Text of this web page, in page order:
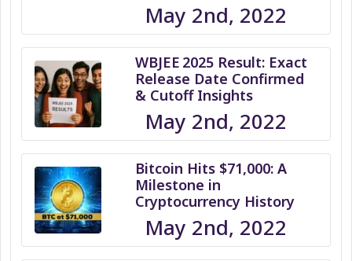
May 2nd, 2022
WBJEE 2025 Result: Exact
Release Date Confirmed
& Cutoff Insights
May 2nd, 2022
Bitcoin Hits $71,000: A
Milestone in
Cryptocurrency History
May 2nd, 2022